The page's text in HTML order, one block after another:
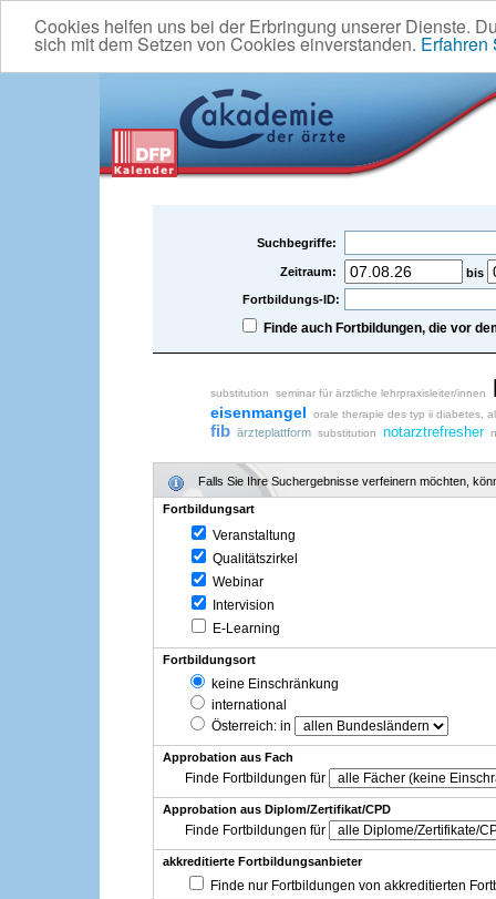
Cookies helfen uns bei der Erbringung unserer Dienste.
sich mit dem Setzen von Cookies einverstanden. Erfahren
Suchbegriffe:
Zeitraum:
bis
Fortbildungs-ID:
Finde auch Fortbildungen, die vor
substitution seminar für ärztliche lehrpraxisleiter/innen
eisenmangel orale therapie des typ ii diabetes,
fib ärzteplattform substitution notarztrefresher
Falls Sie Ihre Suchergebnisse verfeinern möchten,
Fortbildungsart
Veranstaltung
Qualitätszirkel
Webinar
Intervision
E-Learning
Fortbildungsort
keine Einschränkung
international
Österreich: in
Approbation aus Fach
Finde Fortbildungen für
Approbation aus Diplom/Zertifikat/CPD
Finde Fortbildungen für
akkreditierte Fortbildungsanbieter
Finde nur Fortbildungen von akkreditierten